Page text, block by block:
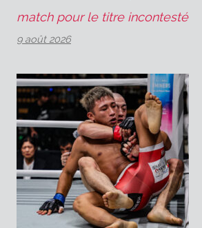
match pour le titre incontesté
9 août 2026